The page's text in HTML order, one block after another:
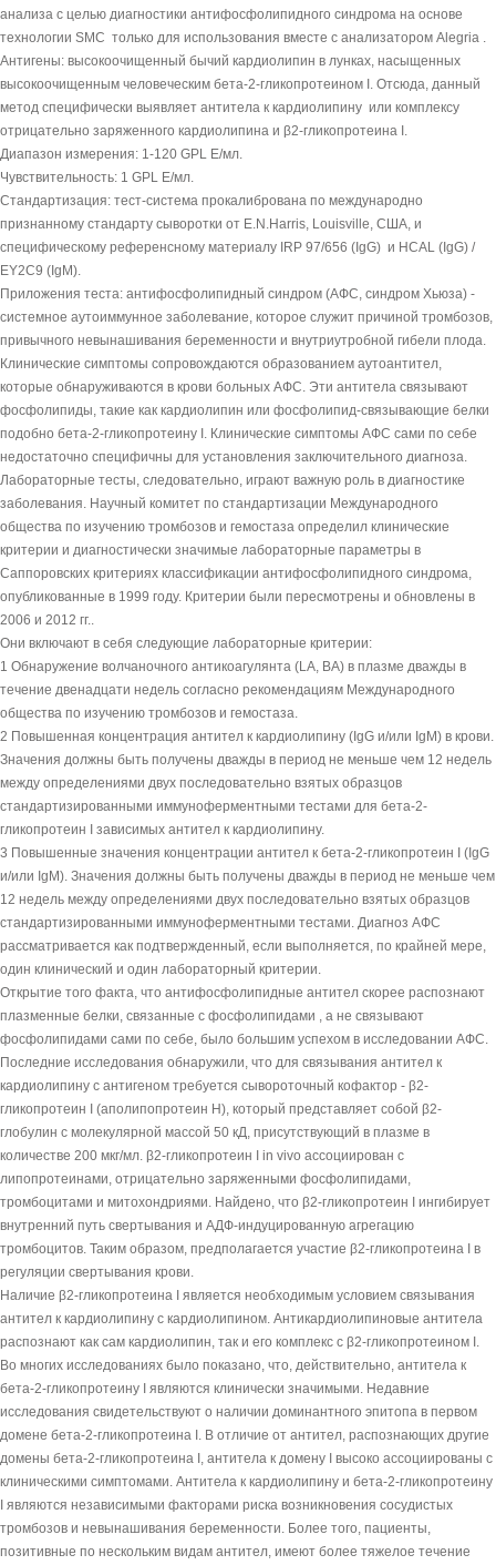
анализа с целью диагностики антифосфолипидного синдрома на основе
технологии SMC только для использования вместе с анализатором Alegria .
Антигены: высокоочищенный бычий кардиолипин в лунках, насыщенных
высокоочищенным человеческим бета-2-гликопротеином I. Отсюда, данный
метод специфически выявляет антитела к кардиолипину или комплексу
отрицательно заряженного кардиолипина и β2-гликопротеина I.
Диапазон измерения: 1-120 GPL Е/мл.
Чувствительность: 1 GPL Е/мл.
Стандартизация: тест-система прокалибрована по международно
признанному стандарту сыворотки от E.N.Harris, Louisville, США, и
специфическому референсному материалу IRP 97/656 (IgG) и HCAL (IgG) /
EY2C9 (IgM).
Приложения теста: антифосфолипидный синдром (АФС, синдром Хьюза) -
системное аутоиммунное заболевание, которое служит причиной тромбозов,
привычного невынашивания беременности и внутриутробной гибели плода.
Клинические симптомы сопровождаются образованием аутоантител,
которые обнаруживаются в крови больных АФС. Эти антитела связывают
фосфолипиды, такие как кардиолипин или фосфолипид-связывающие белки
подобно бета-2-гликопротеину I. Клинические симптомы АФС сами по себе
недостаточно специфичны для установления заключительного диагноза.
Лабораторные тесты, следовательно, играют важную роль в диагностике
заболевания. Научный комитет по стандартизации Международного
общества по изучению тромбозов и гемостаза определил клинические
критерии и диагностически значимые лабораторные параметры в
Саппоровских критериях классификации антифосфолипидного синдрома,
опубликованные в 1999 году. Критерии были пересмотрены и обновлены в
2006 и 2012 гг..
Они включают в себя следующие лабораторные критерии:
1 Обнаружение волчаночного антикоагулянта (LA, ВА) в плазме дважды в
течение двенадцати недель согласно рекомендациям Международного
общества по изучению тромбозов и гемостаза.
2 Повышенная концентрация антител к кардиолипину (IgG и/или IgM) в крови.
Значения должны быть получены дважды в период не меньше чем 12 недель
между определениями двух последовательно взятых образцов
стандартизированными иммуноферментными тестами для бета-2-
гликопротеин I зависимых антител к кардиолипину.
3 Повышенные значения концентрации антител к бета-2-гликопротеин I (IgG
и/или IgM). Значения должны быть получены дважды в период не меньше чем
12 недель между определениями двух последовательно взятых образцов
стандартизированными иммуноферментными тестами. Диагноз АФС
рассматривается как подтвержденный, если выполняется, по крайней мере,
один клинический и один лабораторный критерии.
Открытие того факта, что антифосфолипидные антител скорее распознают
плазменные белки, связанные с фосфолипидами , а не связывают
фосфолипидами сами по себе, было большим успехом в исследовании АФС.
Последние исследования обнаружили, что для связывания антител к
кардиолипину с антигеном требуется сывороточный кофактор - β2-
гликопротеин I (аполипопротеин Н), который представляет собой β2-
глобулин с молекулярной массой 50 кД, присутствующий в плазме в
количестве 200 мкг/мл. β2-гликопротеин I in vivo ассоциирован с
липопротеинами, отрицательно заряженными фосфолипидами,
тромбоцитами и митохондриями. Найдено, что β2-гликопротеин I ингибирует
внутренний путь свертывания и АДФ-индуцированную агрегацию
тромбоцитов. Таким образом, предполагается участие β2-гликопротеина I в
регуляции свертывания крови.
Наличие β2-гликопротеина I является необходимым условием связывания
антител к кардиолипину с кардиолипином. Антикардиолипиновые антитела
распознают как сам кардиолипин, так и его комплекс с β2-гликопротеином I.
Во многих исследованиях было показано, что, действительно, антитела к
бета-2-гликопротеину I являются клинически значимыми. Недавние
исследования свидетельствуют о наличии доминантного эпитопа в первом
домене бета-2-гликопротеина I. В отличие от антител, распознающих другие
домены бета-2-гликопротеина I, антитела к домену I высоко ассоциированы с
клиническими симптомами. Антитела к кардиолипину и бета-2-гликопротеину
I являются независимыми факторами риска возникновения сосудистых
тромбозов и невынашивания беременности. Более того, пациенты,
позитивные по нескольким видам антител, имеют более тяжелое течение